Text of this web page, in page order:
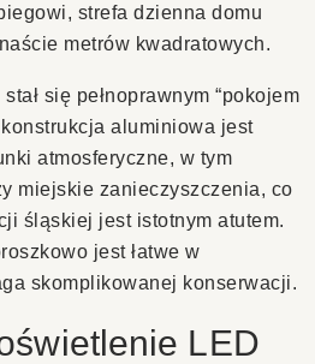
strefa dzienna domu
metrów kwadratowych.
się pełnoprawnym “pokojem
aluminiowa jest
atmosferyczne, w tym
miejskie zanieczyszczenia, co
śląskiej jest istotnym atutem.
jest łatwe w
skomplikowanej konserwacji.
LED